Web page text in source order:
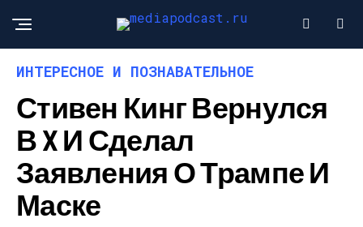
ИНТЕРЕСНОЕ И ПОЗНАВАТЕЛЬНОЕ
Стивен Кинг Вернулся
В X И Сделал
Заявления О Трампе И
Маске